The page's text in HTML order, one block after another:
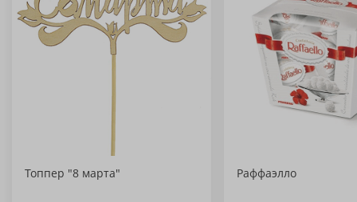
Топпер "8 марта" Раффаэлло